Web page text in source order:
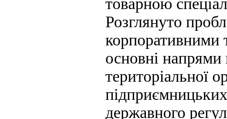
товарною
Розглянуто
корпоративними
основні напрями
територіальної
державного